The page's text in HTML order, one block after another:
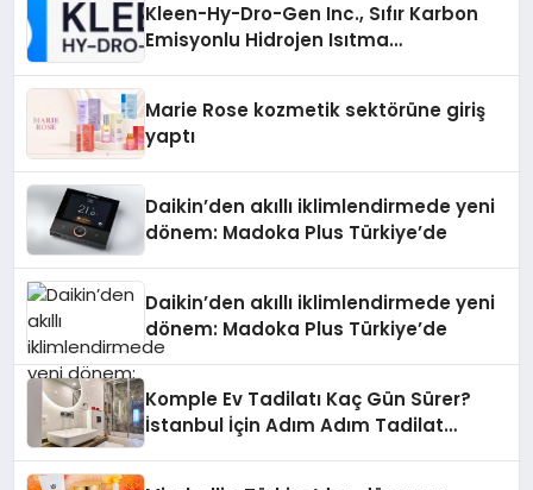
Kleen-Hy-Dro-Gen Inc., Sıfır Karbon
Emisyonlu Hidrojen Isıtma
Marie Rose kozmetik sektörüne giriş
yaptı
Daikin’den akıllı iklimlendirmede yeni
dönem: Madoka Plus Türkiye’de
Daikin’den akıllı iklimlendirmede yeni
dönem: Madoka Plus Türkiye’de
Komple Ev Tadilatı Kaç Gün Sürer?
İstanbul İçin Adım Adım Tadilat